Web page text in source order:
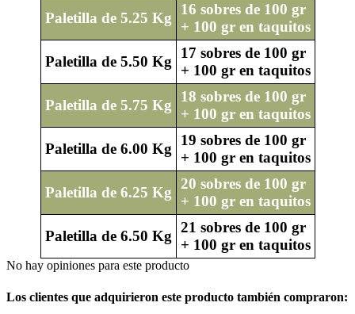
Paletilla de 5.25 Kg
16 sobres de 100 gr
+ 100 gr en taquitos
Paletilla de 5.50 Kg
17 sobres de 100 gr
+ 100 gr en taquitos
Paletilla de 5.75 Kg
18 sobres de 100 gr
+ 100 gr en taquitos
Paletilla de 6.00 Kg
19 sobres de 100 gr
+ 100 gr en taquitos
Paletilla de 6.25 Kg
20 sobres de 100 gr
+ 100 gr en taquitos
Paletilla de 6.50 Kg
21 sobres de 100 gr
+ 100 gr en taquitos
No hay opiniones para este producto
Los clientes que adquirieron este producto también compraron: